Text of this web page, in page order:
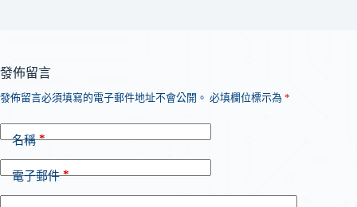
發佈留言
發佈留言必須填寫的電子郵件地址不會公開。 必填欄位標示為 *
名稱*
電子郵件*